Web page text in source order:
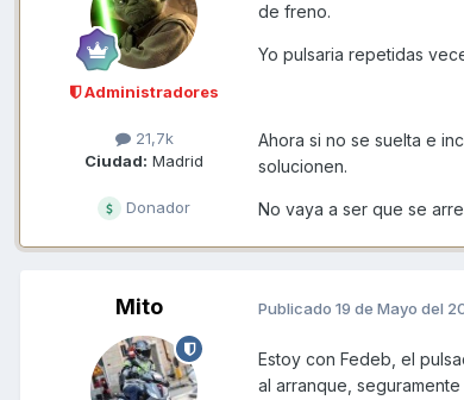
Administradores
21,7k
Ciudad: Madrid
Donador
de freno.
Yo pulsaria repetidas
Ahora si no se suelta e
solucionen.
No vaya a ser que se
Mito Publicado 19 de Mayo del
Estoy con Fedeb, el
al arranque,